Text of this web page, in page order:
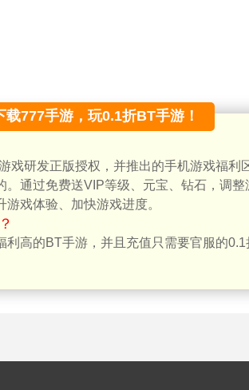
载777手游，玩0.1折BT手游！
戏研发正版授权，并推出的手机游戏福利
。通过免费送VIP等级、元宝、钻石，调
戏体验、加快游戏进度。
利高的BT手游，并且充值只需要官服的